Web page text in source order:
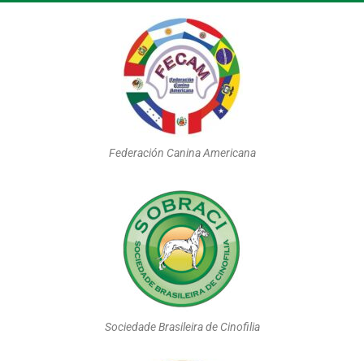
Federación Canina Americana
Sociedade Brasileira de Cinofilia